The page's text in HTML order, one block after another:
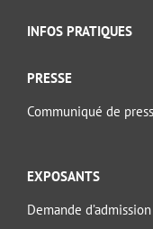
INFOS PRATIQUES
PRESSE
Communiqué de
EXPOSANTS
Demande d’admission